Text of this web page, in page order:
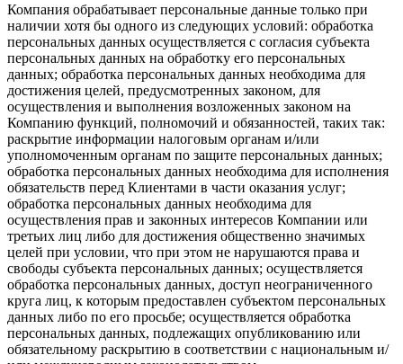
Компания обрабатывает персональные данные только при
наличии хотя бы одного из следующих условий: обработка
персональных данных осуществляется с согласия субъекта
персональных данных на обработку его персональных
данных; обработка персональных данных необходима для
достижения целей, предусмотренных законом, для
осуществления и выполнения возложенных законом на
Компанию функций, полномочий и обязанностей, таких так:
раскрытие информации налоговым органам и/или
уполномоченным органам по защите персональных данных;
обработка персональных данных необходима для исполнения
обязательств перед Клиентами в части оказания услуг;
обработка персональных данных необходима для
осуществления прав и законных интересов Компании или
третьих лиц либо для достижения общественно значимых
целей при условии, что при этом не нарушаются права и
свободы субъекта персональных данных; осуществляется
обработка персональных данных, доступ неограниченного
круга лиц, к которым предоставлен субъектом персональных
данных либо по его просьбе; осуществляется обработка
персональных данных, подлежащих опубликованию или
обязательному раскрытию в соответствии с национальным и/